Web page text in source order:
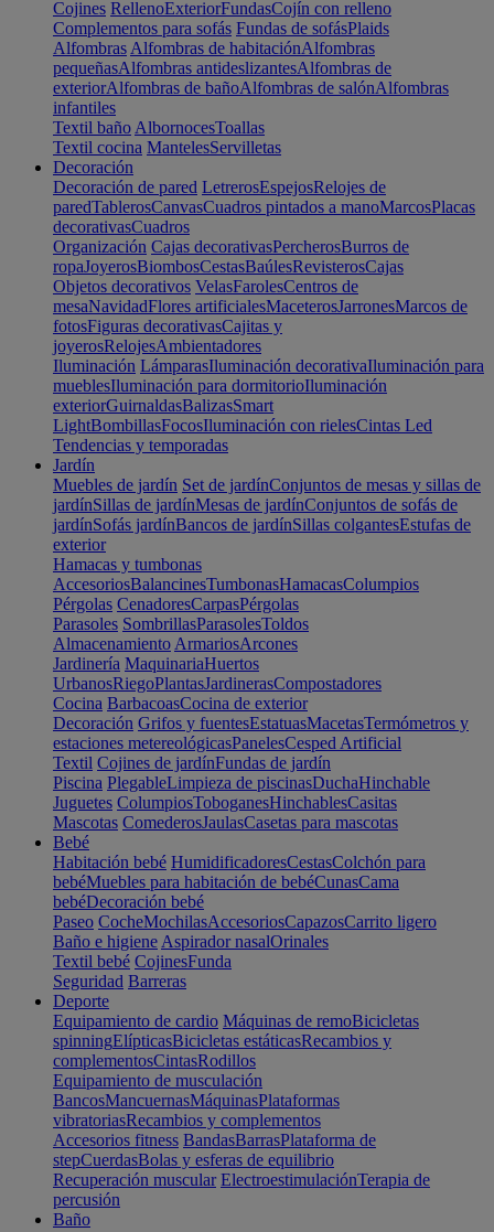
Cojines RellenoExteriorFundasCojín con relleno
Complementos para sofás Fundas de sofásPlaids
Alfombras Alfombras de habitaciónAlfombras
pequeñasAlfombras antideslizantesAlfombras de
exteriorAlfombras de bañoAlfombras de salónAlfombras
infantiles
Textil baño AlbornocesToallas
Textil cocina MantelesServilletas
Decoración
Decoración de pared LetrerosEspejosRelojes de
paredTablerosCanvasCuadros pintados a manoMarcosPlacas
decorativasCuadros
Organización Cajas decorativasPercherosBurros de
ropaJoyerosBiombosCestasBaúlesRevisterosCajas
Objetos decorativos VelasFarolesCentros de
mesaNavidadFlores artificialesMaceterosJarronesMarcos de
fotosFiguras decorativasCajitas y
joyerosRelojesAmbientadores
Iluminación LámparasIluminación decorativaIluminación para
mueblesIluminación para dormitorioIluminación
exteriorGuirnaldasBalizasSmart
LightBombillasFocosIluminación con rielesCintas Led
Tendencias y temporadas
Jardín
Muebles de jardín Set de jardínConjuntos de mesas y sillas de
jardínSillas de jardínMesas de jardínConjuntos de sofás de
jardínSofás jardínBancos de jardínSillas colgantesEstufas de
exterior
Hamacas y tumbonas
AccesoriosBalancinesTumbonasHamacasColumpios
Pérgolas CenadoresCarpasPérgolas
Parasoles SombrillasParasolesToldos
Almacenamiento ArmariosArcones
Jardinería MaquinariaHuertos
UrbanosRiegoPlantasJardinerasCompostadores
Cocina BarbacoasCocina de exterior
Decoración Grifos y fuentesEstatuasMacetasTermómetros y
estaciones metereológicasPanelesCesped Artificial
Textil Cojines de jardínFundas de jardín
Piscina PlegableLimpieza de piscinasDuchaHinchable
Juguetes ColumpiosToboganesHinchablesCasitas
Mascotas ComederosJaulasCasetas para mascotas
Bebé
Habitación bebé HumidificadoresCestasColchón para
bebéMuebles para habitación de bebéCunasCama
bebéDecoración bebé
Paseo CocheMochilasAccesoriosCapazosCarrito ligero
Baño e higiene Aspirador nasalOrinales
Textil bebé CojinesFunda
Seguridad Barreras
Deporte
Equipamiento de cardio Máquinas de remoBicicletas
spinningElípticasBicicletas estáticasRecambios y
complementosCintasRodillos
Equipamiento de musculación
BancosMancuernasMáquinasPlataformas
vibratoriasRecambios y complementos
Accesorios fitness BandasBarrasPlataforma de
stepCuerdasBolas y esferas de equilibrio
Recuperación muscular ElectroestimulaciónTerapia de
percusión
Baño